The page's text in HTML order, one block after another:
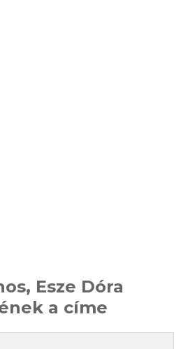
Esze Dóra
a címe